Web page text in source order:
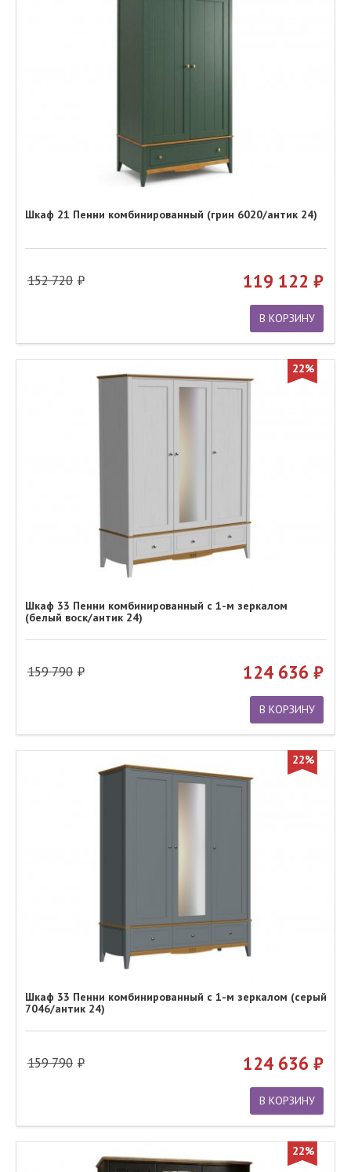
Шкаф 21 Пенни комбинированный (грин 6020/антик 24)
152 720 119 122
В КОРЗИНУ
22%
Шкаф 33 Пенни комбинированный с 1-м зеркалом
(белый воск/антик 24)
159 790 124 636
В КОРЗИНУ
22%
Шкаф 33 Пенни комбинированный с 1-м зеркалом (серый
7046/антик 24)
159 790 124 636
В КОРЗИНУ
22%